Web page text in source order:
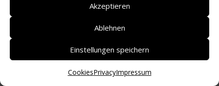
Akzeptieren
Ablehnen
Einstellungen speichern
CookiesPrivacyImpressum